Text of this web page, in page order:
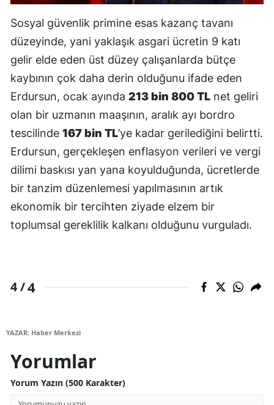
Sosyal güvenlik primine esas kazanç tavanı
düzeyinde, yani yaklaşık asgari ücretin 9 katı
gelir elde eden üst düzey çalışanlarda bütçe
kaybının çok daha derin olduğunu ifade eden
Erdursun, ocak ayında 213 bin 800 TL net geliri
olan bir uzmanın maaşının, aralık ayı bordro
tescilinde 167 bin TL’ye kadar gerilediğini belirtti.
Erdursun, gerçekleşen enflasyon verileri ve vergi
dilimi baskısı yan yana koyulduğunda, ücretlerde
bir tanzim düzenlemesi yapılmasının artık
ekonomik bir tercihten ziyade elzem bir
toplumsal gereklilik kalkanı olduğunu vurguladı.
4 /4
YAZAR: Haber Merkezi
Yorumlar
Yorum Yazın (500 Karakter)